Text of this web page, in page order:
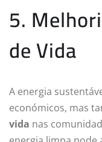
5.
de Vida
A energia
económicos, mas
vida nas